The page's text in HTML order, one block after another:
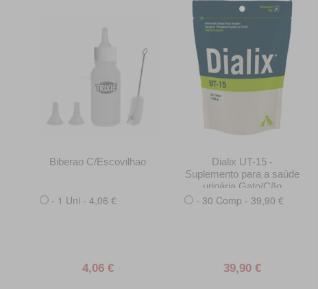
Biberao C/Escovilhao
- 1 Uni - 4,06 €
4,06 €
Dialix UT-15 -
Suplemento para a saúde
urinária Gato/Cão
- 30 Comp - 39,90 €
39,90 €